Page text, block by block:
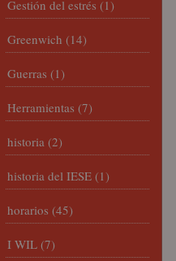
Gestión del estrés (1)
Greenwich (14)
Guerras (1)
Herramientas (7)
historia (2)
historia del IESE (1)
horarios (45)
I WIL (7)